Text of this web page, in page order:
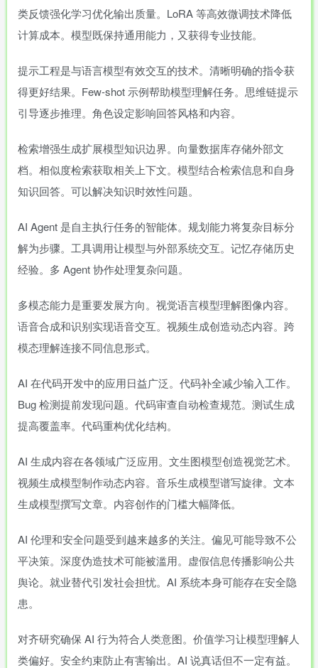
类反馈强化学习优化输出质量。LoRA 等高效微调技术降低
计算成本。模型既保持通用能力，又获得专业技能。
提示工程是与语言模型有效交互的技术。清晰明确的指令获
得更好结果。Few-shot 示例帮助模型理解任务。思维链提示
引导逐步推理。角色设定影响回答风格和内容。
检索增强生成扩展模型知识边界。向量数据库存储外部文
档。相似度检索获取相关上下文。模型结合检索信息和自身
知识回答。可以解决知识时效性问题。
AI Agent 是自主执行任务的智能体。规划能力将复杂目标分
解为步骤。工具调用让模型与外部系统交互。记忆存储历史
经验。多 Agent 协作处理复杂问题。
多模态能力是重要发展方向。视觉语言模型理解图像内容。
语音合成和识别实现语音交互。视频生成创造动态内容。跨
模态理解连接不同信息形式。
AI 在代码开发中的应用日益广泛。代码补全减少输入工作。
Bug 检测提前发现问题。代码审查自动检查规范。测试生成
提高覆盖率。代码重构优化结构。
AI 生成内容在各领域广泛应用。文生图模型创造视觉艺术。
视频生成模型制作动态内容。音乐生成模型谱写旋律。文本
生成模型撰写文章。内容创作的门槛大幅降低。
AI 伦理和安全问题受到越来越多的关注。偏见可能导致不公
平决策。深度伪造技术可能被滥用。虚假信息传播影响公共
舆论。就业替代引发社会担忧。AI 系统本身可能存在安全隐
患。
对齐研究确保 AI 行为符合人类意图。价值学习让模型理解人
类偏好。安全约束防止有害输出。AI 说真话但不一定有益。